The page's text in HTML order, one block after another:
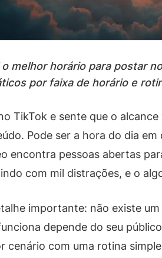
melhor horário para postar
por faixa de horário e
TikTok e sente que o
Pode ser a hora do dia em
encontra pessoas abertas
com mil distrações, e o
importante: não existe
depende do seu
cenário com uma rotina